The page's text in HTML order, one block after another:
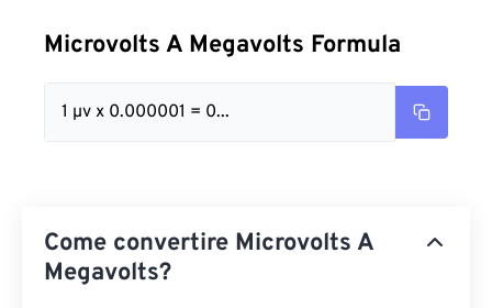
Microvolts A Megavolts Formula
1 µv x 0.000001 = 0...
Come convertire Microvolts A
Megavolts?